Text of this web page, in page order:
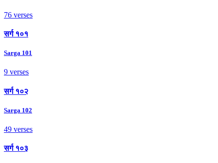
76 verses
सर्ग १०१
Sarga 101
9 verses
सर्ग १०२
Sarga 102
49 verses
सर्ग १०३